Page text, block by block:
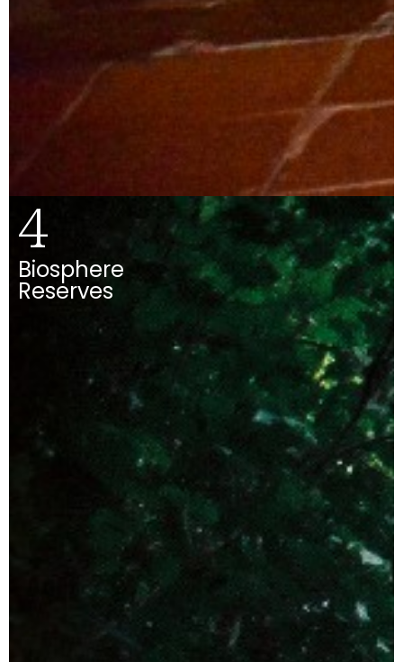
4
Biosphere
Reserves